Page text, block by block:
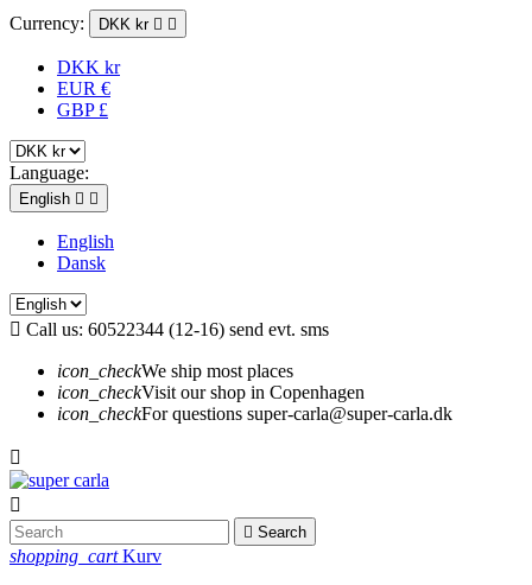
Currency: DKK kr  
DKK kr
EUR €
GBP £
Language:
English  
English
Dansk
 Call us: 60522344 (12-16) send evt. sms
icon_checkWe ship most places
icon_checkVisit our shop in Copenhagen
icon_checkFor questions super-carla@super-carla.dk


 Search
shopping_cart Kurv